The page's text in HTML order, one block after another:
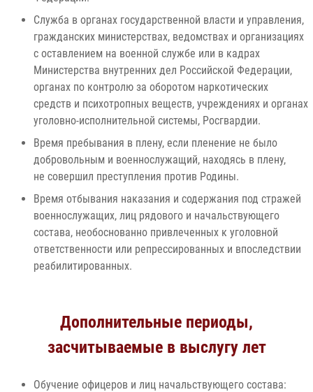
Служба в органах государственной власти и управления,
гражданских министерствах, ведомствах и организациях
с оставлением на военной службе или в кадрах
Министерства внутренних дел Российской Федерации,
органах по контролю за оборотом наркотических
средств и психотропных веществ, учреждениях и органах
уголовно-исполнительной системы, Росгвардии.
Время пребывания в плену, если пленение не было
добровольным и военнослужащий, находясь в плену,
не совершил преступления против Родины.
Время отбывания наказания и содержания под стражей
военнослужащих, лиц рядового и начальствующего
состава, необоснованно привлеченных к уголовной
ответственности или репрессированных и впоследствии
реабилитированных.
Дополнительные периоды,
засчитываемые в выслугу лет
Обучение офицеров и лиц начальствующего состава: